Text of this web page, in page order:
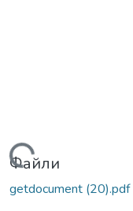
Вантажиться...
Файли
getdocument (20).pdf